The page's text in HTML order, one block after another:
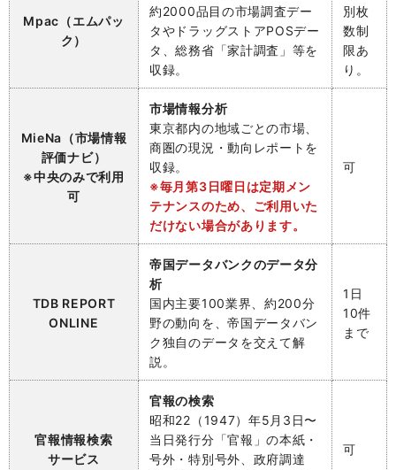
Mpac（エムパッ
ク）
約2000品目の市場調査デー
タやドラッグストアPOSデー
タ、総務省「家計調査」等を
収録。
別枚
数制
限あ
り。
MieNa（市場情報
評価ナビ）
※中央のみで利用
可
市場情報分析
東京都内の地域ごとの市場、
商圏の現況・動向レポートを
収録。
※毎月第3日曜日は定期メン
テナンスのため、ご利用いた
だけない場合があります。
可
TDB REPORT
ONLINE
帝国データバンクのデータ分
析
国内主要100業界、約200分
野の動向を、帝国データバン
ク独自のデータを交えて解
説。
1日
10件
まで
官報情報検索
サービス
官報の検索
昭和22（1947）年5月3日〜
当日発行分「官報」の本紙・
号外・特別号外、政府調達
可